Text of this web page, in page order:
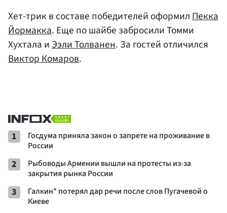
Хет-трик в составе победителей оформилПекка
Йормакка. Еще по шайбе забросили Томми
Хухтала иЭэли Толванен. За гостей отличился
Виктор Комаров.
1
Госдума приняла закон о запрете на проживание в
России
2
Рыбоводы Армении вышли на протесты из-за
закрытия рынка России
3
Галкин* потерял дар речи после слов Пугачевой о
Киеве